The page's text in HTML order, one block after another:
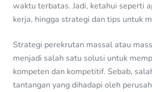
waktu terbatas. Jadi, ketahui seperti
kerja, hingga strategi dan tips untuk
Strategi perekrutan massal atau
menjadi salah satu solusi untuk
kompeten dan kompetitif. Sebab,
tantangan yang dihadapi oleh